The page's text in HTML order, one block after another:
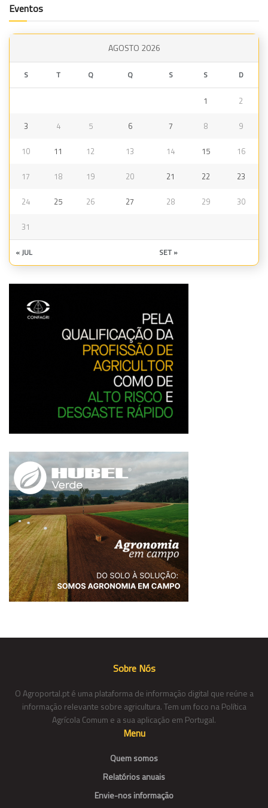
Eventos
AGOSTO 2026
S T Q Q S S D
1 2
3 4 5 6 7 8 9
10 11 12 13 14 15 16
17 18 19 20 21 22 23
24 25 26 27 28 29 30
31
« JUL SET »
Sobre Nós
O Agroportal.pt é uma plataforma de informação digital que reúne a
informação relevante sobre agricultura. Tem um foco na Política
Agrícola Comum e a sua aplicação em Portugal.
Menu
Quem somos
Relatórios anuais
Envie-nos informação